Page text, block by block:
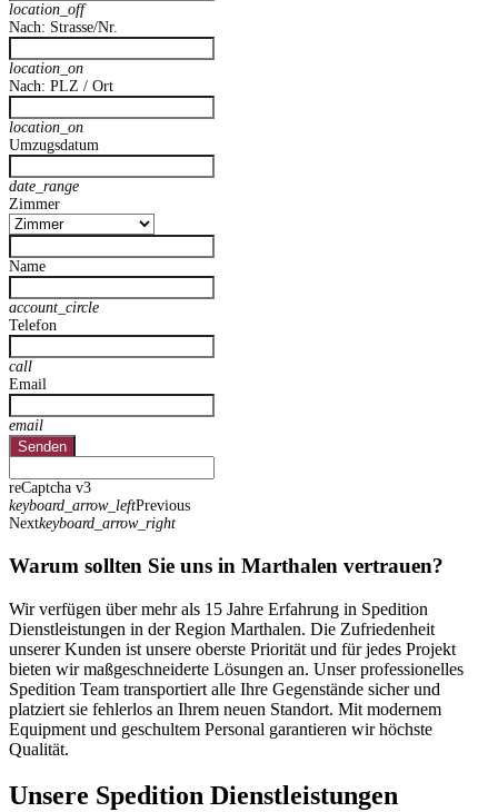
location_off
Nach: Strasse/Nr.
location_on
Nach: PLZ / Ort
location_on
Umzugsdatum
date_range
Zimmer
Name
account_circle
Telefon
call
Email
email
Senden
reCaptcha v3
keyboard_arrow_leftPrevious
Nextkeyboard_arrow_right
Warum sollten Sie uns in Marthalen vertrauen?
Wir verfügen über mehr als 15 Jahre Erfahrung in Spedition
Dienstleistungen in der Region Marthalen. Die Zufriedenheit
unserer Kunden ist unsere oberste Priorität und für jedes Projekt
bieten wir maßgeschneiderte Lösungen an. Unser professionelles
Spedition Team transportiert alle Ihre Gegenstände sicher und
platziert sie fehlerlos an Ihrem neuen Standort. Mit modernem
Equipment und geschultem Personal garantieren wir höchste
Qualität.
Unsere Spedition Dienstleistungen